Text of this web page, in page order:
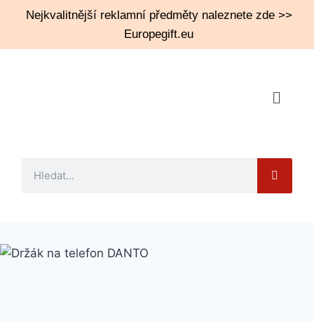
Nejkvalitnější reklamní předměty naleznete zde >>
Europegift.eu